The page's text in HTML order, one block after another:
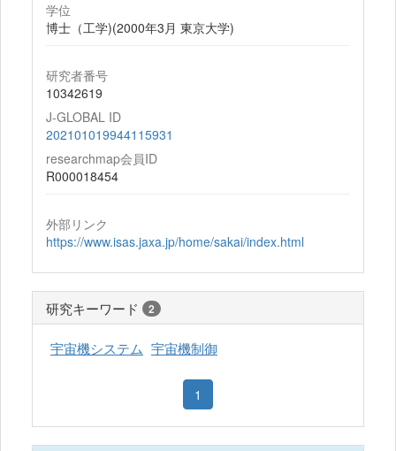
学位
博士（工学)(2000年3月 東京大学)
研究者番号
10342619
J-GLOBAL ID
202101019944115931
researchmap会員ID
R000018454
外部リンク
https://www.isas.jaxa.jp/home/sakai/index.html
研究キーワード 2
宇宙機システム 宇宙機制御
1